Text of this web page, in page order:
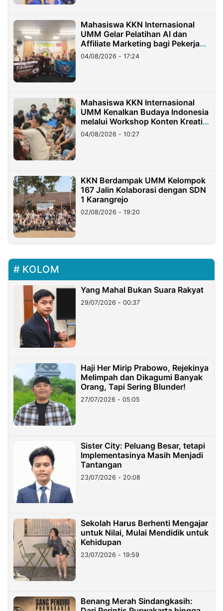
Mahasiswa KKN Internasional
UMM Gelar Pelatihan AI dan
Affiliate Marketing bagi Pekerja
Migran Indonesia di Taiwan
04/08/2026 - 17:24
Mahasiswa KKN Internasional
UMM Kenalkan Budaya Indonesia
melalui Workshop Konten Kreatif
di Taiwan
04/08/2026 - 10:27
KKN Berdampak UMM Kelompok
167 Jalin Kolaborasi dengan SDN
1 Karangrejo
02/08/2026 - 19:20
KOLOM
Yang Mahal Bukan Suara Rakyat
29/07/2026 - 00:37
Haji Her Mirip Prabowo, Rejekinya
Melimpah dan Dikagumi Banyak
Orang, Tapi Sering Blunder!
27/07/2026 - 05:05
Sister City: Peluang Besar, tetapi
Implementasinya Masih Menjadi
Tantangan
23/07/2026 - 20:08
Sekolah Harus Berhenti Mengajar
untuk Nilai, Mulai Mendidik untuk
Kehidupan
23/07/2026 - 19:59
Benang Merah Sindangkasih: